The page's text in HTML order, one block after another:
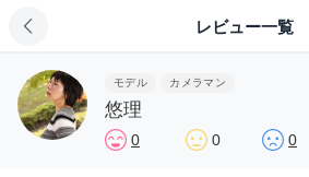
レビュー一覧
モデル カメラマン
悠理
0 0 0